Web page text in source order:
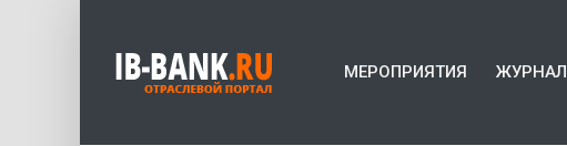
МЕРОПРИЯТИЯ ЖУРНАЛ